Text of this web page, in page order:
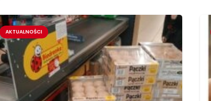
AKTUALNOŚCI